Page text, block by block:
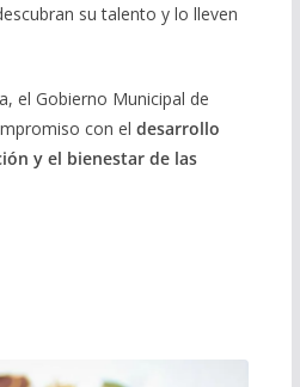
su talento y lo lleven
el Gobierno Municipal de
con el desarrollo
y el bienestar de las